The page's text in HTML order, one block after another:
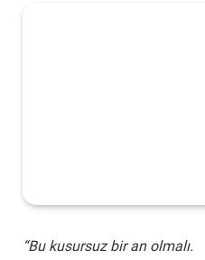
“Bu kusursuz bir an olmalı.